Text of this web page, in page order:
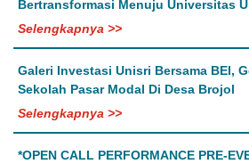
Bertransformasi Menuju Universitas
Selengkapnya >>
Galeri Investasi Unisri Bersama BEI,
Sekolah Pasar Modal Di Desa Brojol
Selengkapnya >>
*OPEN CALL PERFORMANCE PRE-